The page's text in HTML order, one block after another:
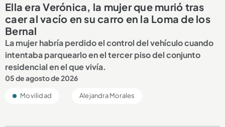
Ella era Verónica, la mujer que murió tras
caer al vacío en su carro en la Loma de los
Bernal
La mujer habría perdido el control del vehículo cuando
intentaba parquearlo en el tercer piso del conjunto
residencial en el que vivía.
05 de agosto de 2026
Movilidad Alejandra Morales